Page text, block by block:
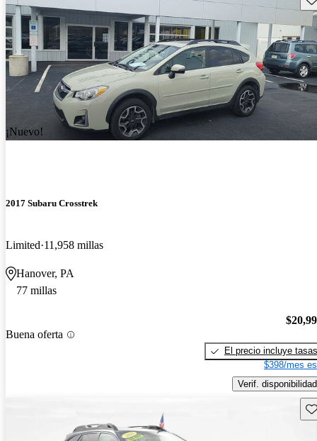
¡Nuevo!
2017 Subaru Crosstrek
Limited 11,958 millas
Hanover, PA
77 millas
Buena oferta
El precio incluye tasas
$398/mes
Verif. disponibilidad